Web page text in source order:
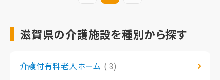
滋賀県の介護施設を種別から探す
介護付有料老人ホーム ( 8)